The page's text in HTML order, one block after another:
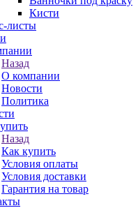
Кисти
листы
Назад
О компании
Новости
Политика
Назад
Как купить
Условия оплаты
Условия доставки
Гарантия на товар